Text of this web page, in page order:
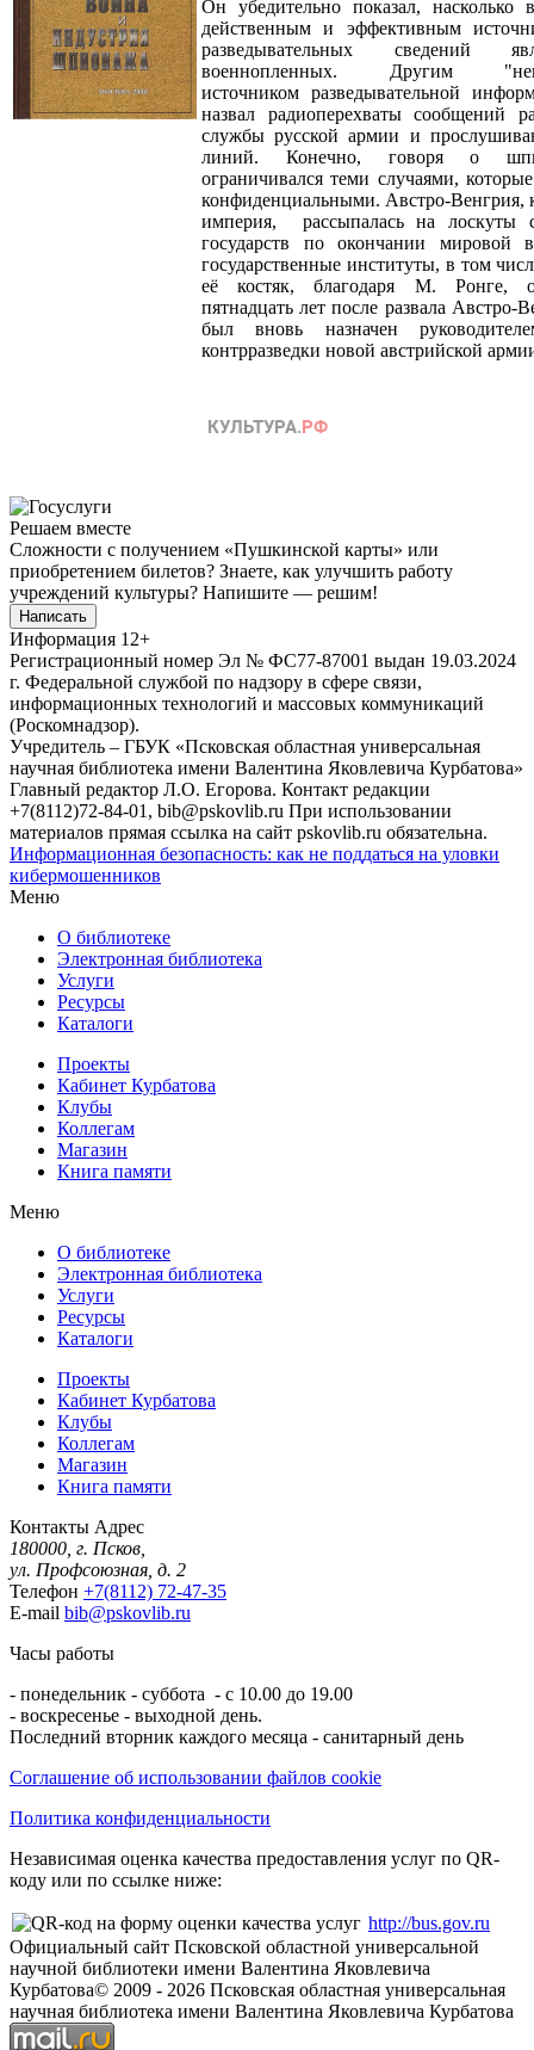
Он убедительно показал,
действенным и эффективным
разведывательных сведений
военнопленных. Другим
источником разведывательной
назвал радиоперехваты сообщений
службы русской армии и
линий. Конечно, говоря о
ограничивался теми случаями,
конфиденциальными. Австро-Венгрия,
империя, рассыпалась на лоскуты
государств по окончании мировой
государственные институты, в том
её костяк, благодаря М. Ронге,
пятнадцать лет после развала
был вновь назначен
контрразведки новой австрийской
Решаем вместе
Сложности с получением «Пушкинской карты» или
приобретением билетов? Знаете, как улучшить работу
учреждений культуры? Напишите — решим!
Написать
Информация 12+
Регистрационный номер Эл № ФС77-87001 выдан 19.03.2024
г. Федеральной службой по надзору в сфере связи,
информационных технологий и массовых коммуникаций
(Роскомнадзор).
Учредитель – ГБУК «Псковская областная универсальная
научная библиотека имени Валентина Яковлевича Курбатова»
Главный редактор Л.О. Егорова. Контакт редакции
+7(8112)72-84-01, bib@pskovlib.ru При использовании
материалов прямая ссылка на сайт pskovlib.ru обязательна.
Информационная безопасность: как не поддаться на уловки
кибермошенников
Меню
О библиотеке
Электронная библиотека
Услуги
Ресурсы
Каталоги
Проекты
Кабинет Курбатова
Клубы
Коллегам
Магазин
Книга памяти
Меню
О библиотеке
Электронная библиотека
Услуги
Ресурсы
Каталоги
Проекты
Кабинет Курбатова
Клубы
Коллегам
Магазин
Книга памяти
Контакты Адрес
180000, г. Псков,
ул. Профсоюзная, д. 2
Телефон +7(8112) 72-47-35
E-mail bib@pskovlib.ru
Часы работы
- понедельник - суббота - с 10.00 до 19.00
- воскресенье - выходной день.
Последний вторник каждого месяца - санитарный день
Соглашение об использовании файлов cookie
Политика конфиденциальности
Независимая оценка качества предоставления услуг по QR-
коду или по ссылке ниже:
http://bus.gov.ru
Официальный сайт Псковской областной универсальной
научной библиотеки имени Валентина Яковлевича
Курбатова© 2009 - 2026 Псковская областная универсальная
научная библиотека имени Валентина Яковлевича Курбатова